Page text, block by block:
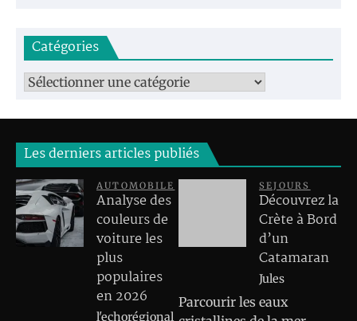
Catégories
Catégories
Les derniers articles publiés
AUTOMOBILE
Analyse des
couleurs de
voiture les
plus
populaires
en 2026
l'echorégional
SEJOURS
Découvrez la
Crète à Bord
d’un
Catamaran
Jules
Parcourir les eaux